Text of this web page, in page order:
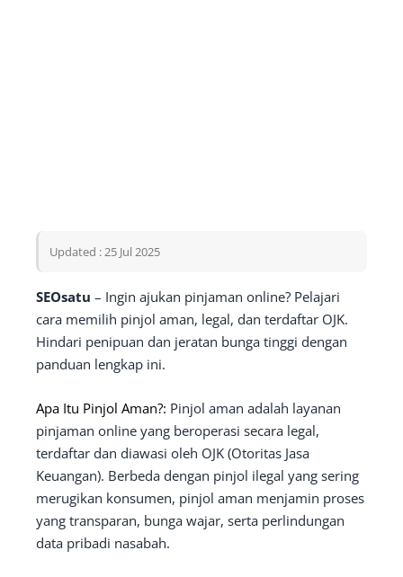
Updated : 25 Jul 2025
SEOsatu – Ingin ajukan pinjaman online? Pelajari
cara memilih pinjol aman, legal, dan terdaftar OJK.
Hindari penipuan dan jeratan bunga tinggi dengan
panduan lengkap ini.
Apa Itu Pinjol Aman?: Pinjol aman adalah layanan
pinjaman online yang beroperasi secara legal,
terdaftar dan diawasi oleh OJK (Otoritas Jasa
Keuangan). Berbeda dengan pinjol ilegal yang sering
merugikan konsumen, pinjol aman menjamin proses
yang transparan, bunga wajar, serta perlindungan
data pribadi nasabah.